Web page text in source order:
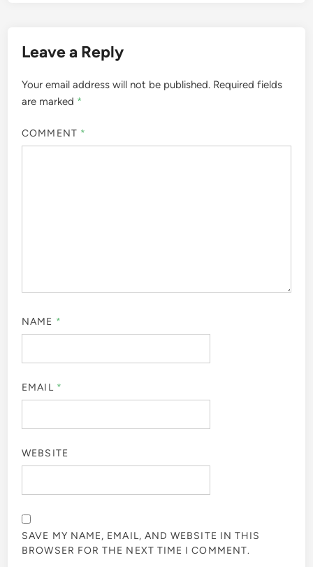
Leave a Reply
Your email address will not be published. Required fields
are marked *
COMMENT *
NAME *
EMAIL *
WEBSITE
SAVE MY NAME, EMAIL, AND WEBSITE IN THIS
BROWSER FOR THE NEXT TIME I COMMENT.